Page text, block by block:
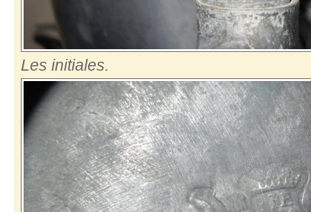
Les initiales.